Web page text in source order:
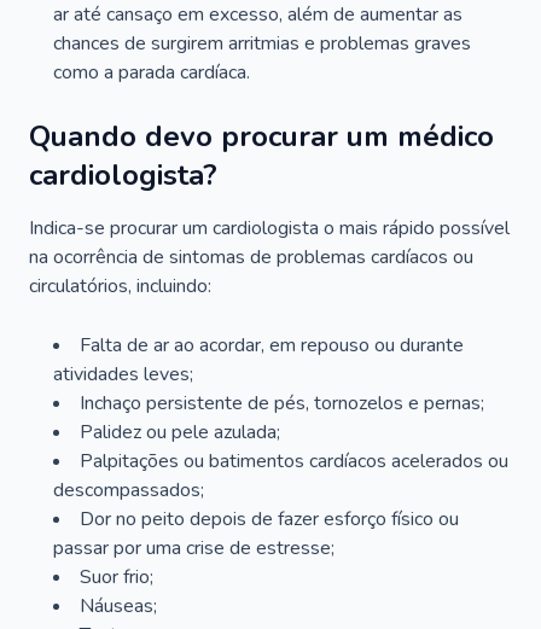
ar até cansaço em excesso, além de aumentar as
chances de surgirem arritmias e problemas graves
como a parada cardíaca.
Quando devo procurar um médico
cardiologista?
Indica-se procurar um cardiologista o mais rápido possível
na ocorrência de sintomas de problemas cardíacos ou
circulatórios, incluindo:
Falta de ar ao acordar, em repouso ou durante
atividades leves;
Inchaço persistente de pés, tornozelos e pernas;
Palidez ou pele azulada;
Palpitações ou batimentos cardíacos acelerados ou
descompassados;
Dor no peito depois de fazer esforço físico ou
passar por uma crise de estresse;
Suor frio;
Náuseas;